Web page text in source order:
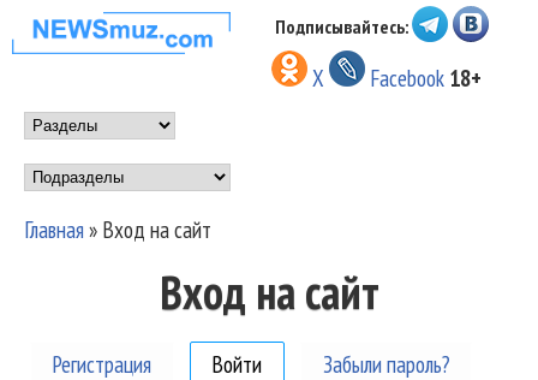
Перейти к основному
содержанию
НОВОСТИ
МУЗЫКИ И
ШОУ БИЗНЕСА
NEWSMUZ.COM
Подписывайтесь:
X Facebook 18+
Main menu
Подразделы
Вы здесь
Главная» Вход на сайт
Вход на сайт
Регистрация Войти (активная вкладка)
Забыли пароль?